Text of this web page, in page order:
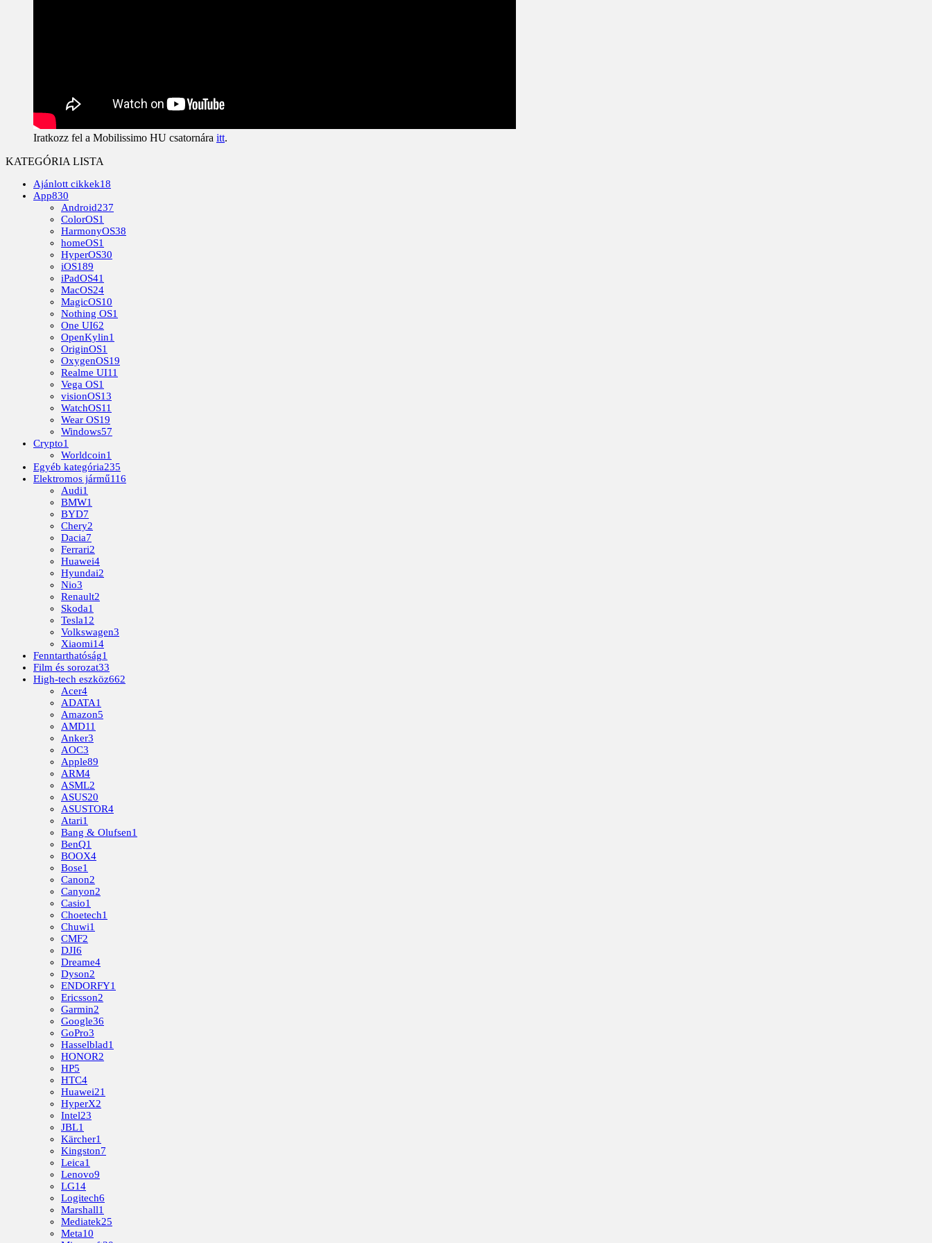
Iratkozz fel a Mobilissimo HU csatornára itt.
KATEGÓRIA LISTA
Ajánlott cikkek18
App830
Android237
ColorOS1
HarmonyOS38
homeOS1
HyperOS30
iOS189
iPadOS41
MacOS24
MagicOS10
Nothing OS1
One UI62
OpenKylin1
OriginOS1
OxygenOS19
Realme UI11
Vega OS1
visionOS13
WatchOS11
Wear OS19
Windows57
Crypto1
Worldcoin1
Egyéb kategória235
Elektromos jármű116
Audi1
BMW1
BYD7
Chery2
Dacia7
Ferrari2
Huawei4
Hyundai2
Nio3
Renault2
Skoda1
Tesla12
Volkswagen3
Xiaomi14
Fenntarthatóság1
Film és sorozat33
High-tech eszköz662
Acer4
ADATA1
Amazon5
AMD11
Anker3
AOC3
Apple89
ARM4
ASML2
ASUS20
ASUSTOR4
Atari1
Bang & Olufsen1
BenQ1
BOOX4
Bose1
Canon2
Canyon2
Casio1
Choetech1
Chuwi1
CMF2
DJI6
Dreame4
Dyson2
ENDORFY1
Ericsson2
Garmin2
Google36
GoPro3
Hasselblad1
HONOR2
HP5
HTC4
Huawei21
HyperX2
Intel23
JBL1
Kärcher1
Kingston7
Leica1
Lenovo9
LG14
Logitech6
Marshall1
Mediatek25
Meta10